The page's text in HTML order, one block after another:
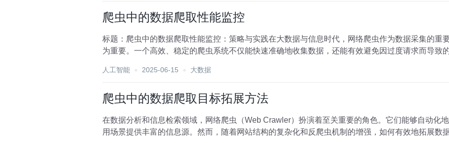
爬虫中的数据爬取性能监控
标题：爬虫中的数据爬取性能监控：策略与实践在大数据与信息时代，网络爬虫作为数据采集的重
为重要。一个高效、稳定的爬虫系统不仅能快速准确地收集数据，还能有效避免因过度请求而导致
人工智能 2025-06-15 大数据
爬虫中的数据爬取目标拓展方法
在数据分析和信息检索领域，网络爬虫（Web Crawler）扮演着至关重要的角色。它们能够自动化
用场景提供丰富的信息源。然而，随着网站结构的复杂化和反爬虫机制的增强，如何有效地拓展数